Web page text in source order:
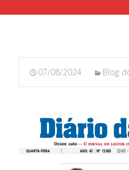
07/08/2024 Blog